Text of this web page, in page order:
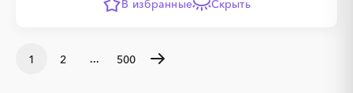
В избранные Скрыть
1 2 ... 500